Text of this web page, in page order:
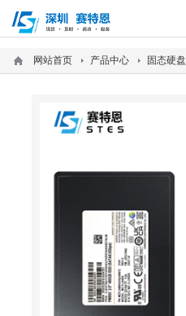
网站首页 产品中心 固态硬盘